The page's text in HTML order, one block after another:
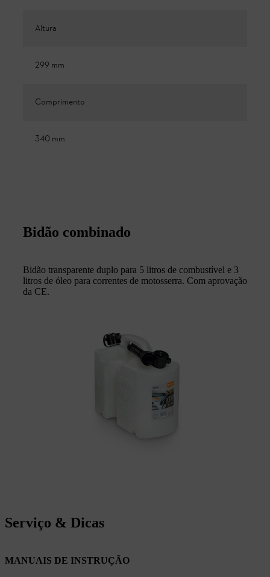
Altura
299 mm
Comprimento
340 mm
Bidão combinado
Bidão transparente duplo para 5 litros de combustível e 3
litros de óleo para correntes de motosserra. Com aprovação
da CE.
Serviço & Dicas
MANUAIS DE INSTRUÇÃO